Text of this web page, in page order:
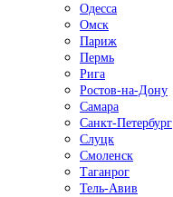
Одесса
Омск
Париж
Пермь
Рига
Ростов-на-Дону
Самара
Санкт-Петербург
Слуцк
Смоленск
Таганрог
Тель-Авив